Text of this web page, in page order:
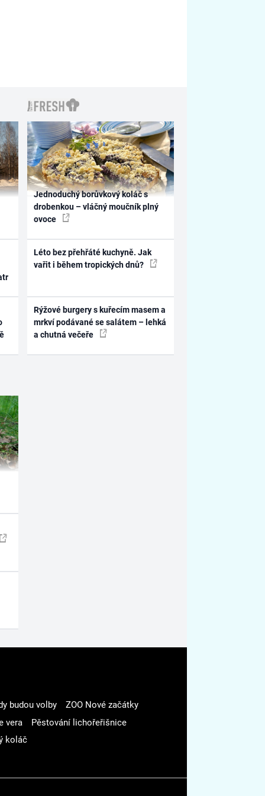
Jednoduchý borůvkový koláč s
drobenkou – vláčný moučník plný
ovoce
Léto bez přehřáté kuchyně. Jak
vařit i během tropických dnů?
Rýžové burgery s kuřecím masem a
mrkví podávané se salátem – lehká
a chutná večeře
budou volby
ZOO Nové začátky
vera
Pěstování lichořeřišnice
koláč